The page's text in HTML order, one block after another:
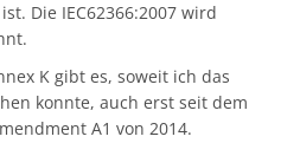
Die IEC62366:2007 wird
K gibt es, soweit ich das
konnte, auch erst seit dem
A1 von 2014.